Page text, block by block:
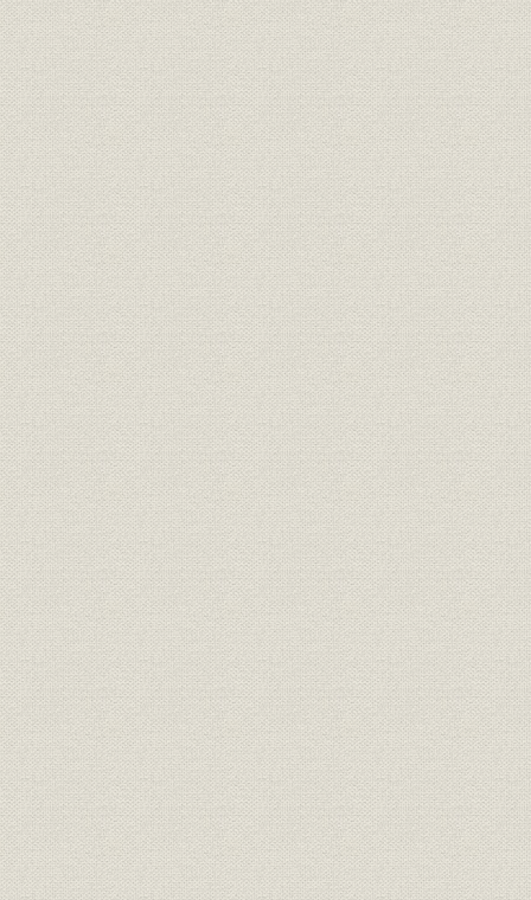
運航実績
第2章 海運市場の拡大
第1節 日清・日露戦争と海運業
日本海運業の拡大
社船の遠洋航路への進出
社外船主の台頭と三井物産
第2節 大阪商船の発展
1. 経営の近代化
中橋徳五郎の積極策
人材の登用
2. 戦争と航路の拡充
台湾航路の開設
韓国・清国・その他近海航路
日清汽船・朝鮮郵船の設立
北米航路の開設と船舶の建造
予備員制度の確立
3. 業績
運航実績